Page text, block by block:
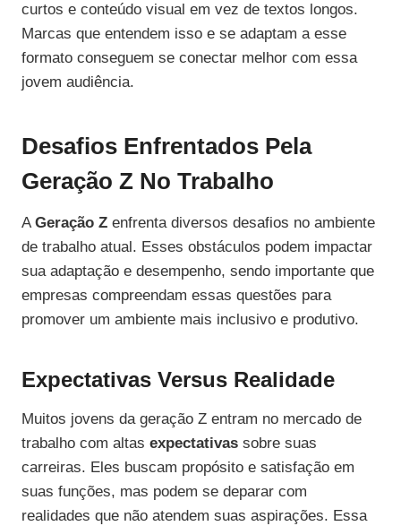
curtos e conteúdo visual em vez de textos longos.
Marcas que entendem isso e se adaptam a esse
formato conseguem se conectar melhor com essa
jovem audiência.
Desafios Enfrentados Pela
Geração Z No Trabalho
AGeração Z enfrenta diversos desafios no ambiente
de trabalho atual. Esses obstáculos podem impactar
sua adaptação e desempenho, sendo importante que
empresas compreendam essas questões para
promover um ambiente mais inclusivo e produtivo.
Expectativas Versus Realidade
Muitos jovens da geração Z entram no mercado de
trabalho com altas expectativas sobre suas
carreiras. Eles buscam propósito e satisfação em
suas funções, mas podem se deparar com
realidades que não atendem suas aspirações. Essa